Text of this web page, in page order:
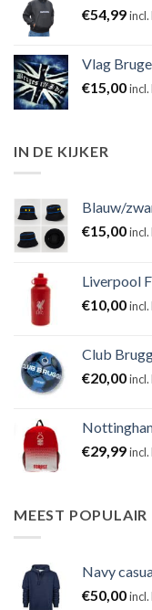
€54,99incl.
Vlag
€15,00incl.
IN DE KIJKER
Blauw/
€15,00incl.
Liverpool
€10,00incl.
Club
€20,00incl.
€29,99incl.
MEEST POPULAIR
Navy
€50,00incl.